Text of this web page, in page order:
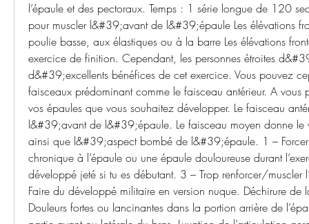
l’épaule et des pectoraux. Temps : 1 série longue de 120
pour muscler l&#39;avant de l&#39;épaule Les élévations
poulie basse, aux élastiques ou à la barre Les élévations
exercice de finition. Cependant, les personnes étroites
d&#39;excellents bénéfices de cet exercice. Vous pouvez
faisceaux prédominant comme le faisceau antérieur. A vous
vos épaules que vous souhaitez développer. Le faisceau
l&#39;avant de l&#39;épaule. Le faisceau moyen donne
ainsi que l&#39;aspect bombé de l&#39;épaule. 1 –
chronique à l’épaule ou une épaule douloureuse durant
développé jeté si tu es débutant. 3 – Trop renforcer/muscler
Faire du développé militaire en version nuque. Déchirure de
Douleurs fortes ou lancinantes dans la portion arrière de